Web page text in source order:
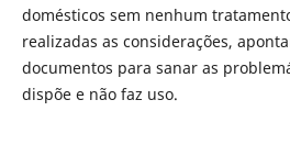
domésticos sem nenhum
realizadas as considerações,
documentos para sanar as
dispõe e não faz uso.